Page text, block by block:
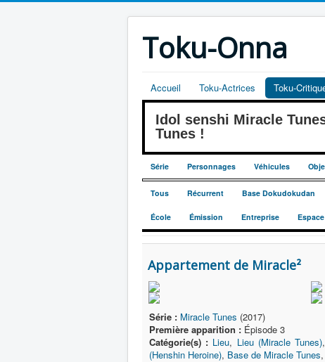
Toku-Onna
Accueil Toku-Actrices Toku-
Idol senshi Miracle
Tunes !
Série Personnages Véhicules
Tous Récurrent Base Dokudokudan
École Émission Entreprise Espace
Appartement de Miracle²
Série : Miracle Tunes (2017)
Première apparition : Épisode 3
Catégorie(s) : Lieu, Lieu (Miracle Tunes),
(Henshin Heroine), Base de Miracle Tunes,